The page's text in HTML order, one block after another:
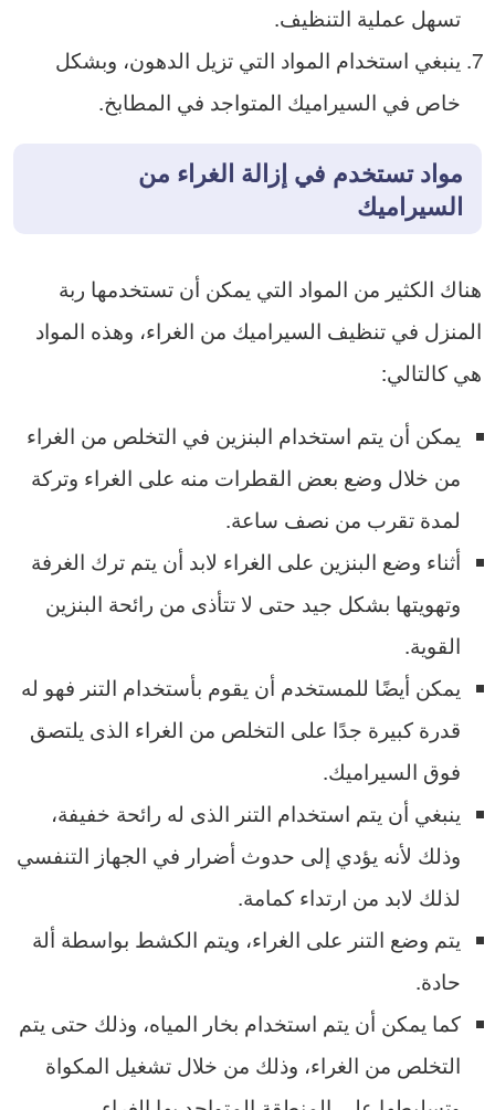
تسهل عملية التنظيف.
ينبغي استخدام المواد التي تزيل الدهون، وبشكل
خاص في السيراميك المتواجد في المطابخ.
مواد تستخدم في إزالة الغراء من
السيراميك
هناك الكثير من المواد التي يمكن أن تستخدمها ربة
المنزل في تنظيف السيراميك من الغراء، وهذه المواد
هي كالتالي:
يمكن أن يتم استخدام البنزين في التخلص من الغراء
من خلال وضع بعض القطرات منه على الغراء وتركة
لمدة تقرب من نصف ساعة.
أثناء وضع البنزين على الغراء لابد أن يتم ترك الغرفة
وتهويتها بشكل جيد حتى لا تتأذى من رائحة البنزين
القوية.
يمكن أيضًا للمستخدم أن يقوم بأستخدام التنر فهو له
قدرة كبيرة جدًا على التخلص من الغراء الذى يلتصق
فوق السيراميك.
ينبغي أن يتم استخدام التنر الذى له رائحة خفيفة،
وذلك لأنه يؤدي إلى حدوث أضرار في الجهاز التنفسي
لذلك لابد من ارتداء كمامة.
يتم وضع التنر على الغراء، ويتم الكشط بواسطة ألة
حادة.
كما يمكن أن يتم استخدام بخار المياه، وذلك حتى يتم
التخلص من الغراء، وذلك من خلال تشغيل المكواة